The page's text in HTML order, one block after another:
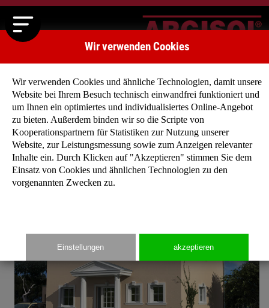
Startseite » Typenhäuser »Typenhaus Weidenallee
Wir verwenden Cookies
Wir verwenden Cookies und ähnliche Technologien, damit unsere
Website bei Ihrem Besuch technisch einwandfrei funktioniert und
um Ihnen ein optimiertes und individualisiertes Online-Angebot
zu bieten. Außerdem binden wir so die Scripte von
Kooperationspartnern für Statistiken zur Nutzung unserer
Website, zur Leistungsmessung sowie zum Anzeigen relevanter
Inhalte ein. Durch Klicken auf "Akzeptieren" stimmen Sie dem
Einsatz von Cookies und ähnlichen Technologien zu den
vorgenannten Zwecken zu.
Einstellungen akzeptieren